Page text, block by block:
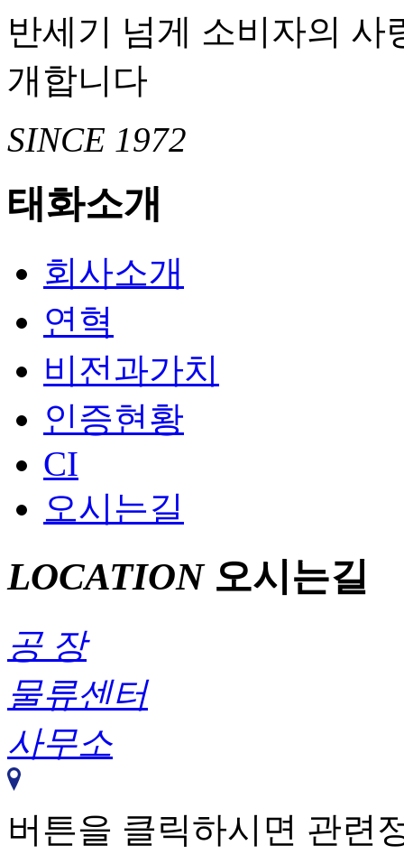
반세기 넘게 소비자의 사
개합니다
SINCE 1972
태화소개
회사소개
연혁
비전과가치
인증현황
CI
오시는길
LOCATION 오시는길
공 장
물류센터
사무소
버튼을 클릭하시면 관련